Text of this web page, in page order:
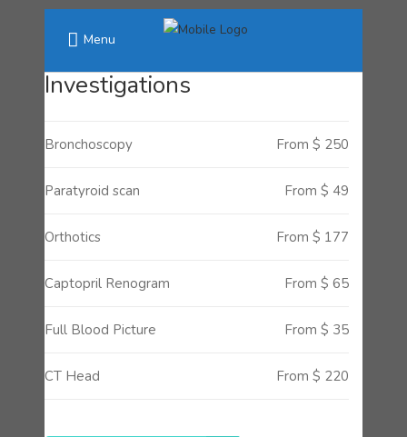
Menu
Investigations
Bronchoscopy From $ 250
Paratyroid scan From $ 49
Orthotics From $ 177
Captopril Renogram From $ 65
Full Blood Picture From $ 35
CT Head From $ 220